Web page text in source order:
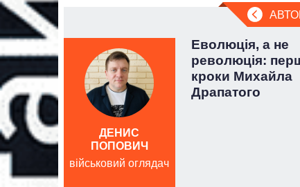
Еволюція, а не
революція:
кроки Михайла
Драпатого
ДЕНИС
ПОПОВИЧ
військовий оглядач